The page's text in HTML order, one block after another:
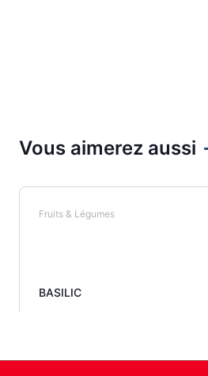
Vous aimerez aussi
Fruits & Légumes
BASILIC